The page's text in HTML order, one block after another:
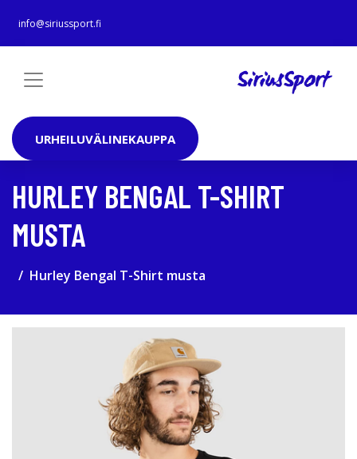
info@siriussport.fi
URHEILUVÄLINEKAUPPA
HURLEY BENGAL T-SHIRT
MUSTA
Hurley Bengal T-Shirt musta